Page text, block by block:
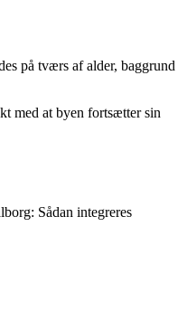
på tværs af alder, baggrund
med at byen fortsætter sin
Sådan integreres